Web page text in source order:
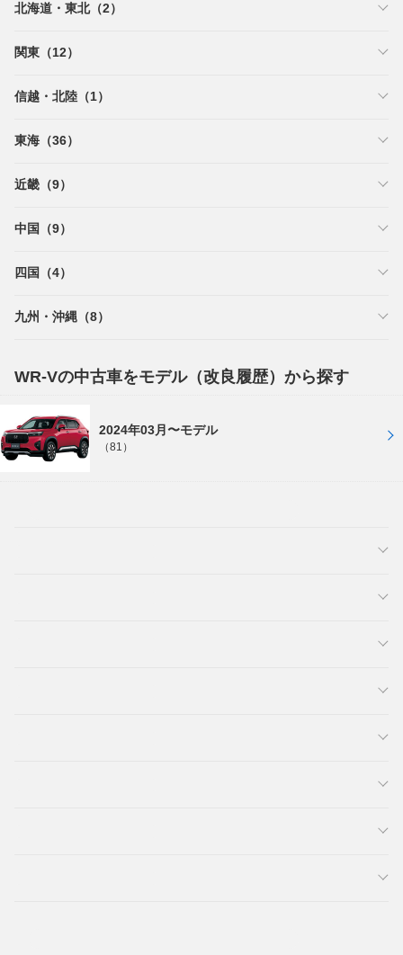
北海道・東北（2）
関東（12）
信越・北陸（1）
東海（36）
近畿（9）
中国（9）
四国（4）
九州・沖縄（8）
WR-Vの中古車をモデル（改良履歴）から探す
2024年03月〜モデル
（81）